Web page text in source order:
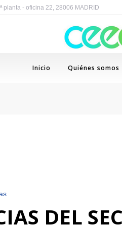
planta - oficina 22, 28006 MADRID
Inicio Quiénes somos
DEL